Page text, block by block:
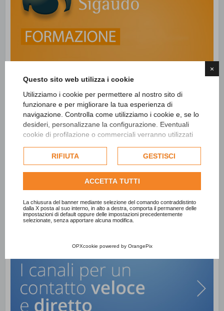
×
Questo sito web utilizza i cookie
Utilizziamo i cookie per permettere al nostro sito di
funzionare e per migliorare la tua esperienza di
navigazione. Controlla come utilizziamo i cookie e, se lo
desideri, personalizzane la configurazione. Eventuali
cookie di profilazione o commerciali verranno utilizzati
dell'utente e, se consentito, potrebbero essere utilizzati
per personalizzare gli annunci pubblicitari. Per ulteriori
informazioni su come Google utilizza i dati raccolti,
politica sulla privacy di Google
Consulta l'informativa cookie completa.
RIFIUTA GESTISCI
ACCETTA TUTTI
La chiusura del banner mediante selezione del comando contraddistinto
dalla X posta al suo interno, in alto a destra, comporta il permanere delle
impostazioni di default oppure delle impostazioni precedentemente
selezionate, senza apportare alcuna modifica.
OPXcookie powered by OrangePix